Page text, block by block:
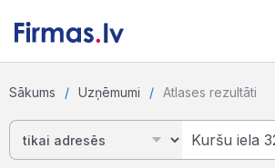
Sākums Uzņēmumi Atlases rezultāti